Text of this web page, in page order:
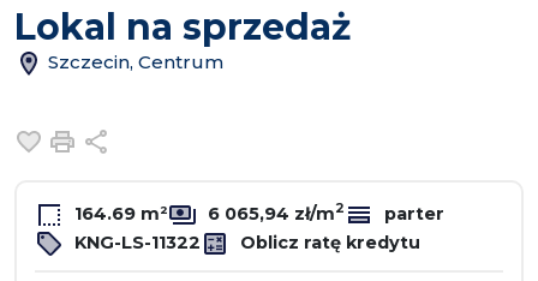
Lokal na sprzedaż
Szczecin, Centrum
Dodaj do ulubionych
Drukuj
164.69 m² 6 065,94 zł/m2
parter
KNG-LS-11322
Oblicz ratę kredytu